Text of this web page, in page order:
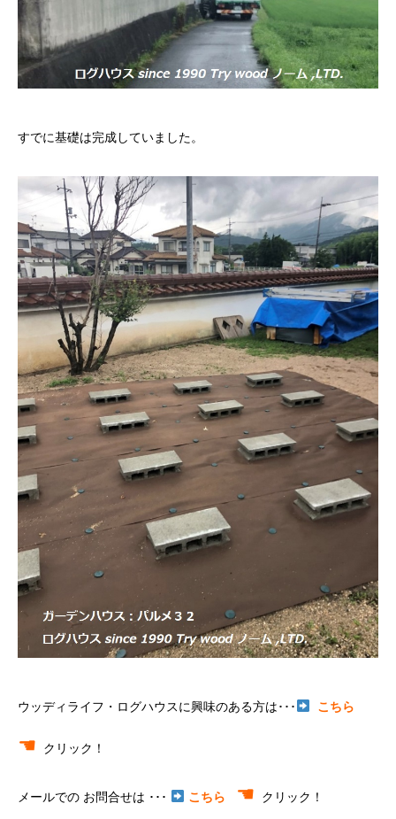
すでに基礎は完成していました。
ウッディライフ・ログハウスに興味のある方は･･･ こちら
☚ クリック！
メールでの お問合せは ･･･ こちら ☚ クリック！